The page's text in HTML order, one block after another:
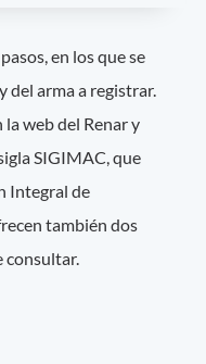
en los que se
del arma a registrar.
la web del Renar y
SIGIMAC, que
Integral de
también dos
consultar.